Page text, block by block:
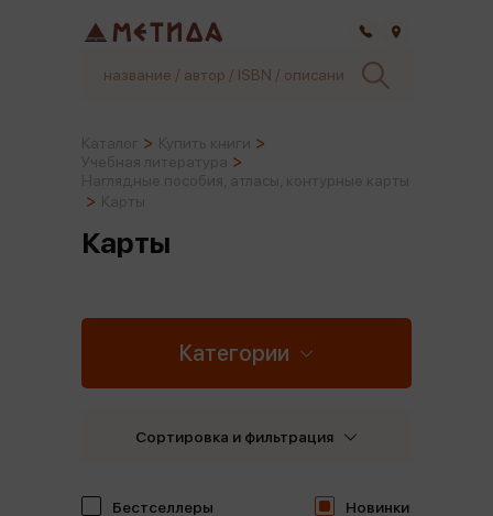
Карты
Категории
Бестселлеры Новинки
Сортировка и фильтрация